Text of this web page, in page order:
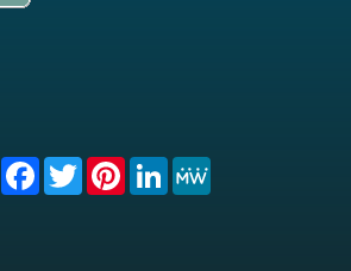
Share FacebookTwitterPinterest
LinkedIn